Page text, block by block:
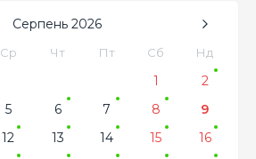
Серпень 2026
Ср Чт Пт Сб Нд
1
2
5 6 7 8
9
12 13 14 15
16